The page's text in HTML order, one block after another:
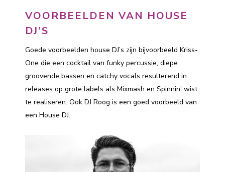
VOORBEELDEN VAN HOUSE
DJ’S
Goede voorbeelden house DJ’s zijn bijvoorbeeld Kriss-
One die een cocktail van funky percussie, diepe
groovende bassen en catchy vocals resulterend in
releases op grote labels als Mixmash en Spinnin’ wist
te realiseren. Ook DJ Roog is een goed voorbeeld van
een House DJ.